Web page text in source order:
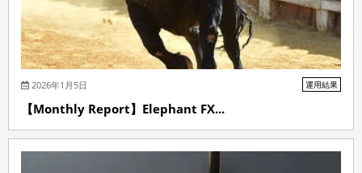
2026年1月5日 運用結果
【Monthly Report】Elephant FX...